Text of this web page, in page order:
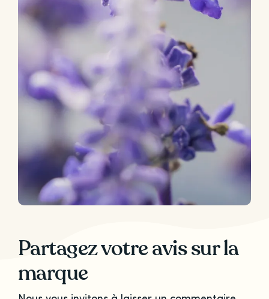
Partagez votre avis sur la
marque